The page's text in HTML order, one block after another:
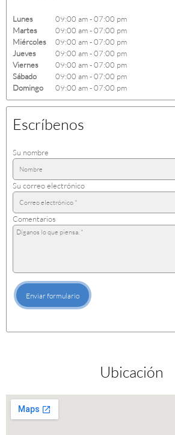
Lunes 09:00 am-07:00 pm
Martes
09:00 am-07:00 pm
Miércoles
09:00 am-07:00 pm
Jueves
09:00 am-07:00 pm
Viernes
09:00 am-07:00 pm
Sábado
09:00 am-07:00 pm
Domingo
09:00 am-07:00 pm
Escríbenos
Su nombre
Su correo electrónico
Comentarios
Enviar formulario
Ubicación